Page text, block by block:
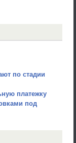
по стадии
платежку
под